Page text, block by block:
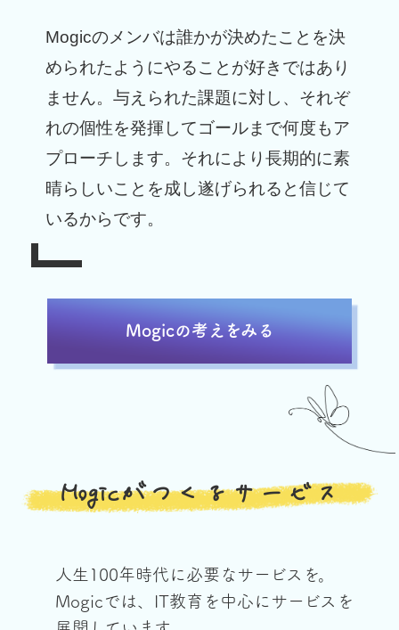
Mogicのメンバは誰かが決めたことを決
められたようにやることが好きではあり
ません。与えられた課題に対し、それぞ
れの個性を発揮してゴールまで何度もア
プローチします。それにより長期的に素
晴らしいことを成し遂げられると信じて
いるからです。
Mogicの考えをみる
Mogicがつくるサービス
人生100年時代に必要なサービスを。
Mogicでは、IT教育を中心にサービスを